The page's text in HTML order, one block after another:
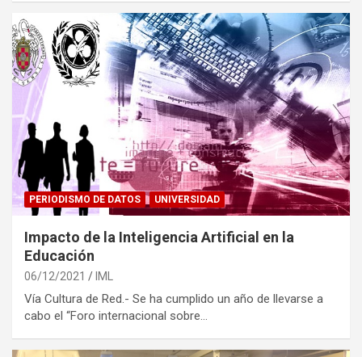
PERIODISMO DE DATOS UNIVERSIDAD
Impacto de la Inteligencia Artificial en la
Educación
06/12/2021 IML
Vía Cultura de Red.- Se ha cumplido un año de llevarse a
cabo el “Foro internacional sobre…